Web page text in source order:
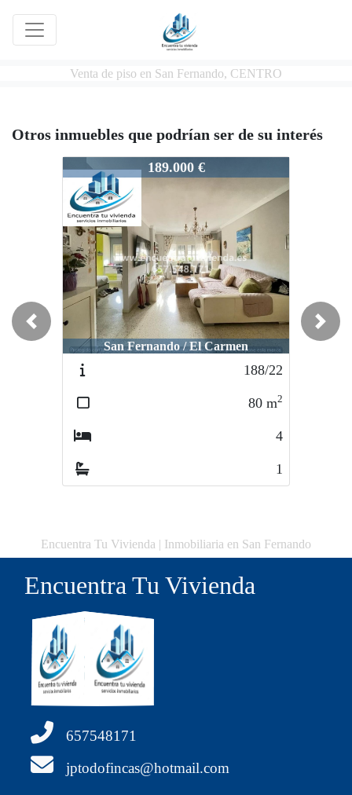
Venta de piso en San Fernando, CENTRO
Otros inmuebles que podrían ser de su interés
102/25
189.000 €
San Fernando / El Carmen
188/22
80 m2
4
1
Previous Next
Encuentra Tu Vivienda | Inmobiliaria en San Fernando
Encuentra Tu Vivienda
657548171
jptodofincas@hotmail.com